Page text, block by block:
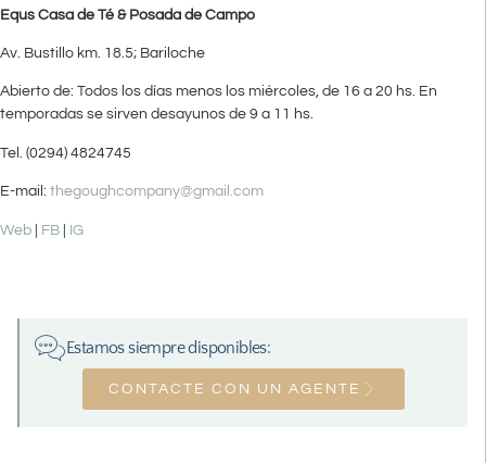
Equs Casa de Té & Posada de Campo
Av. Bustillo km. 18.5; Bariloche
Abierto de: Todos los días menos los miércoles, de 16 a 20 hs. En
temporadas se sirven desayunos de 9 a 11 hs.
Tel. (0294) 4824745
E-mail: thegoughcompany@gmail.com
Web FB IG
Estamos siempre disponibles:
CONTACTE CON UN AGENTE